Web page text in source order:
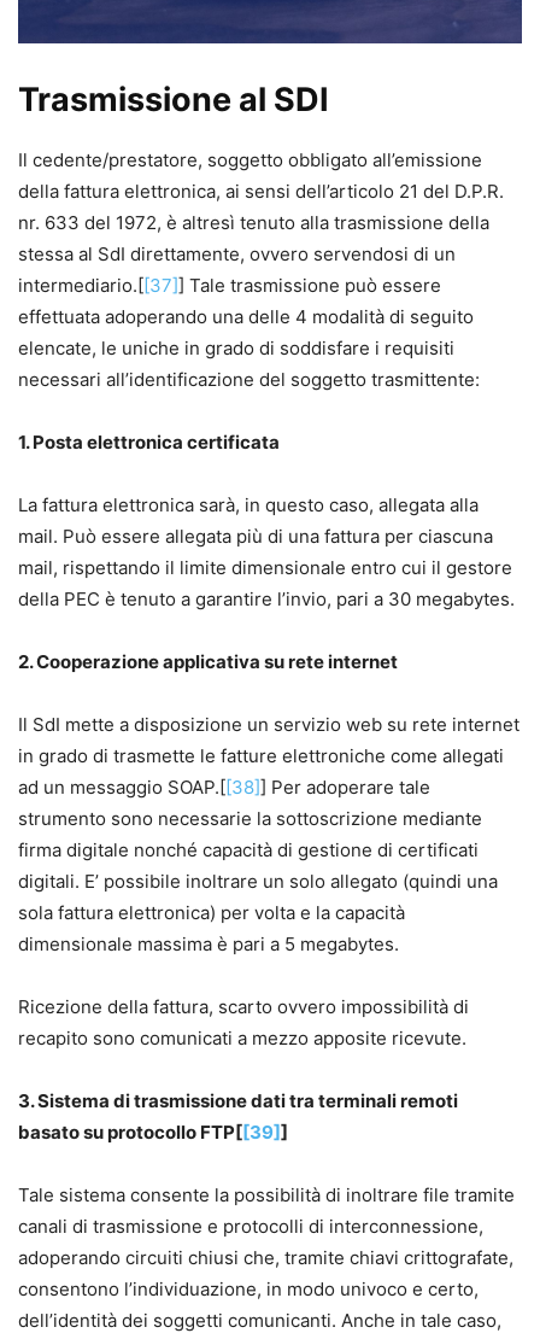
Trasmissione al SDI
Il cedente/prestatore, soggetto obbligato all’emissione
della fattura elettronica, ai sensi dell’articolo 21 del D.P.R.
nr. 633 del 1972, è altresì tenuto alla trasmissione della
stessa al SdI direttamente, ovvero servendosi di un
intermediario.[[37]] Tale trasmissione può essere
effettuata adoperando una delle 4 modalità di seguito
elencate, le uniche in grado di soddisfare i requisiti
necessari all’identificazione del soggetto trasmittente:
1. Posta elettronica certificata
La fattura elettronica sarà, in questo caso, allegata alla
mail. Può essere allegata più di una fattura per ciascuna
mail, rispettando il limite dimensionale entro cui il gestore
della PEC è tenuto a garantire l’invio, pari a 30 megabytes.
2. Cooperazione applicativa su rete internet
Il SdI mette a disposizione un servizio web su rete internet
in grado di trasmette le fatture elettroniche come allegati
ad un messaggio SOAP.[[38]] Per adoperare tale
strumento sono necessarie la sottoscrizione mediante
firma digitale nonché capacità di gestione di certificati
digitali. E’ possibile inoltrare un solo allegato (quindi una
sola fattura elettronica) per volta e la capacità
dimensionale massima è pari a 5 megabytes.
Ricezione della fattura, scarto ovvero impossibilità di
recapito sono comunicati a mezzo apposite ricevute.
3. Sistema di trasmissione dati tra terminali remoti
basato su protocollo FTP[[39]]
Tale sistema consente la possibilità di inoltrare file tramite
canali di trasmissione e protocolli di interconnessione,
adoperando circuiti chiusi che, tramite chiavi crittografate,
consentono l’individuazione, in modo univoco e certo,
dell’identità dei soggetti comunicanti. Anche in tale caso,